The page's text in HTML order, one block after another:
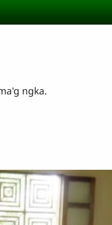
ngka.